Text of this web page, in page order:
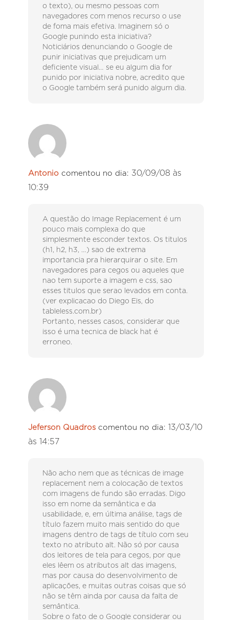
o texto), ou mesmo pessoas com
navegadores com menos recurso o use
de foma mais efetiva. Imaginem só o
Google punindo esta iniciativa?
Noticiários denunciando o Google de
punir iniciativas que prejudicam um
deficiente visual… se eu algum dia for
punido por iniciativa nobre, acredito que
o Google também será punido algum dia.
Antonio comentou no dia: 30/09/08 às
10:39
A questão do Image Replacement é um
pouco mais complexa do que
simplesmente esconder textos. Os titulos
(h1, h2, h3, …) sao de extrema
importancia pra hierarquirar o site. Em
navegadores para cegos ou aqueles que
nao tem suporte a imagem e css, sao
esses titulos que serao levados em conta.
(ver explicacao do Diego Eis, do
tableless.com.br)
Portanto, nesses casos, considerar que
isso é uma tecnica de black hat é
erroneo.
Jeferson Quadros comentou no dia: 13/03/10
às 14:57
Não acho nem que as técnicas de image
replacement nem a colocação de textos
com imagens de fundo são erradas. Digo
isso em nome da semântica e da
usabilidade, e, em última análise, tags de
título fazem muito mais sentido do que
imagens dentro de tags de título com seu
texto no atributo alt. Não só por causa
dos leitores de tela para cegos, por que
eles lêem os atributos alt das imagens,
mas por causa do desenvolvimento de
aplicações, e muitas outras coisas que só
não se têm ainda por causa da falta de
semântica.
Sobre o fato de o Google considerar ou